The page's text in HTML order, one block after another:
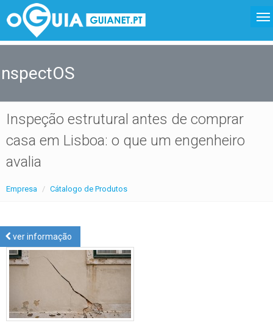
Inspeção estrutural antes de comprar
casa em Lisboa: o que um engenheiro
avalia
Empresa Cátalogo de Produtos
ver informação